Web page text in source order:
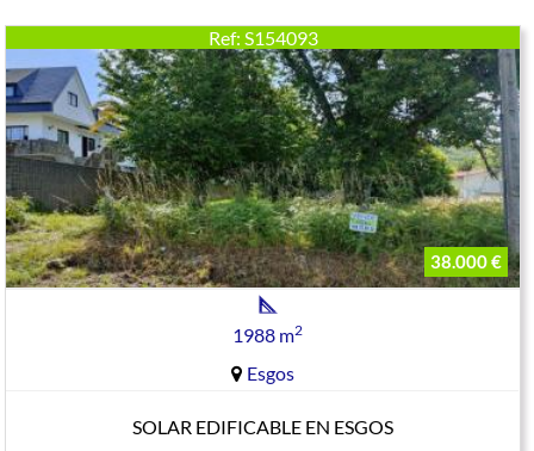
Ref: S154093
38.000 €
1988 m2
Esgos
SOLAR EDIFICABLE EN ESGOS